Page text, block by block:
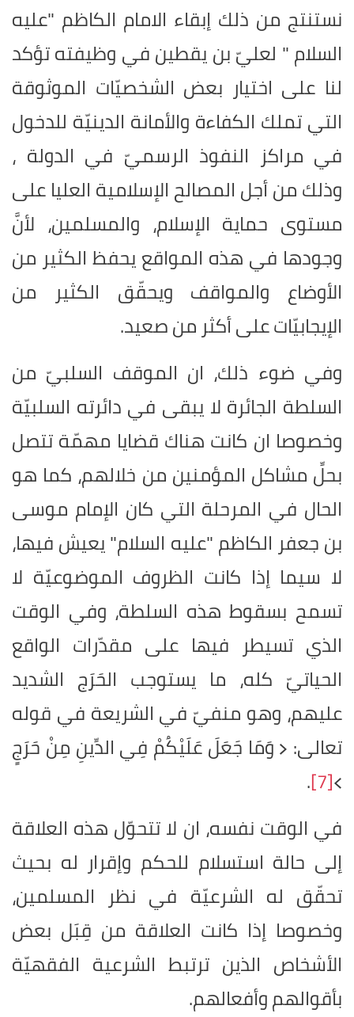
نستنتج من ذلك إبقاء الامام الكاظم "عليه
السلام " لعليّ بن يقطين في وظيفته تؤكد
لنا على اختيار بعض الشخصيّات الموثوقة
التي تملك الكفاءة والأمانة الدينيّة للدخول
في مراكز النفوذ الرسميّ في الدولة ،
وذلك من أجل المصالح الإسلامية العليا على
مستوى حماية الإسلام، والمسلمين، لأنَّ
وجودها في هذه المواقع يحفظ الكثير من
الأوضاع والمواقف ويحقّق الكثير من
الإيجابيّات على أكثر من صعيد.
وفي ضوء ذلك، ان الموقف السلبيّ من
السلطة الجائرة لا يبقى في دائرته السلبيّة
وخصوصا ان كانت هناك قضايا مهمّة تتصل
بحلِّ مشاكل المؤمنين من خلالهم، كما هو
الحال في المرحلة التي كان الإمام موسى
بن جعفر الكاظم "عليه السلام" يعيش فيها،
لا سيما إذا كانت الظروف الموضوعيّة لا
تسمح بسقوط هذه السلطة، وفي الوقت
الذي تسيطر فيها على مقدّرات الواقع
الحياتيّ كله، ما يستوجب الحَرَج الشديد
عليهم، وهو منفيّ في الشريعة في قوله
تعالى: ﴿ وَمَا جَعَلَ عَلَيْكُمْ فِي الدِّينِ مِنْ حَرَجٍ
﴾[7]
.
في الوقت نفسه، ان لا تتحوّل هذه العلاقة
إلى حالة استسلام للحكم وإقرار له بحيث
تحقّق له الشرعيّة في نظر المسلمين،
وخصوصا إذا كانت العلاقة من قِبَل بعض
الأشخاص الذين ترتبط الشرعية الفقهيّة
بأقوالهم وأفعالهم.